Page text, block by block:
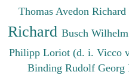
Thomas Avedon Richard
Richard Busch Wilhelm
Philipp Loriot (d. i. Vicco
Binding Rudolf Georg